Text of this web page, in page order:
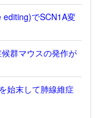
でSCN1A変
群マウスの発作が
始末して肺線維症